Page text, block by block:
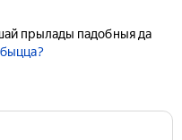
прылады падобныя да